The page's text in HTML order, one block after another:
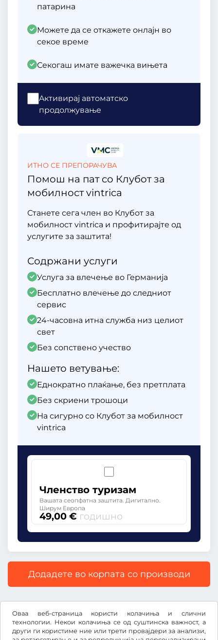
Оваа веб-страница користи колачиња и слични
технологии. Некои колачиња се од суштинска важност, а
други ги користиме ние или трети провајдери за анализи,
патарина
Можете да се откажете онлајн во
секое време
Секогаш имате важечка вињета
Aктивирај автоматско
продолжување
ИТНО СЕ ПРЕПОРАЧУВА
Помош на пат со Клубот за
мобилност vintrica
Станете сега член во Клубот за
мобилност vintrica и профитирајте од
услугите за заштита!
Содржани услуги
Услуга за влечење во Германија
Бесплатно влечење до следниот
сервис
24-часовна итна служба низ целиот
свет
Без сопствено учество
Нашето ветување:
Еднократно плаќање, без претплата
Без скриени трошоци
На сигурно со Клубот за мобилност
vintrica
Членство туризам
Вашата сеопфатна заштита. Дигитално.
Ширум Европа
49,00 € годишно
Додадете во корпата со производи
Сите цени со вклучен законски ДДВ.